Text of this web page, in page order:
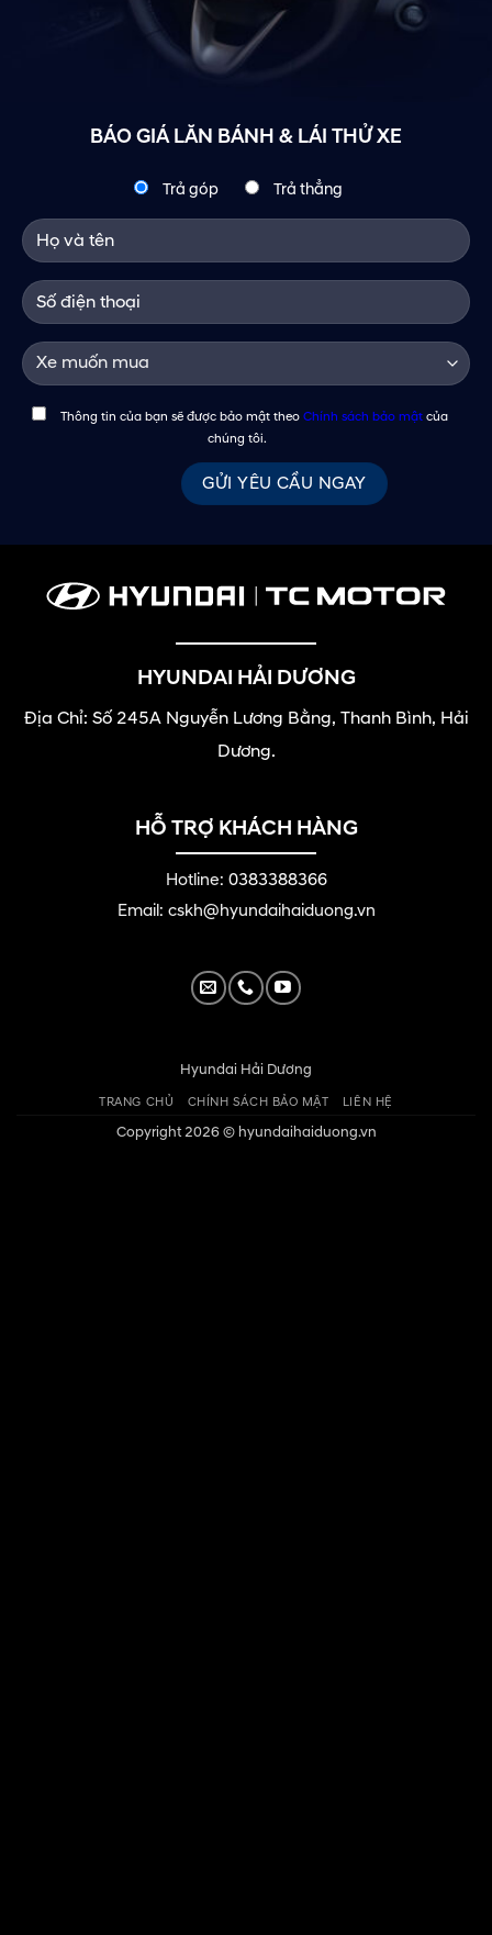
BÁO GIÁ LĂN BÁNH & LÁI THỬ XE
Trả góp Trả thẳng
Thông tin của bạn sẽ được bảo mật theo Chính sách bảo mậtcủa
chúng tôi.
HYUNDAI HẢI DƯƠNG
Địa Chỉ: Số 245A Nguyễn Lương Bằng, Thanh Bình, Hải
Dương.
HỖ TRỢ KHÁCH HÀNG
Hotline: 0383388366
Email: cskh@hyundaihaiduong.vn
Hyundai Hải Dương
TRANG CHỦ CHÍNH SÁCH BẢO MẬT LIÊN HỆ
Copyright 2026 © hyundaihaiduong.vn